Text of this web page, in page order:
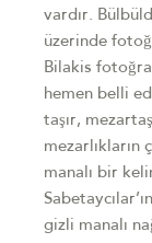
vardır.
üzerinde
Bilakis
hemen belli
taşır,
mezarlıkların
manalı bir
gizli manalı